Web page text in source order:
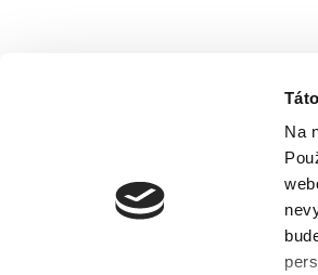
Na